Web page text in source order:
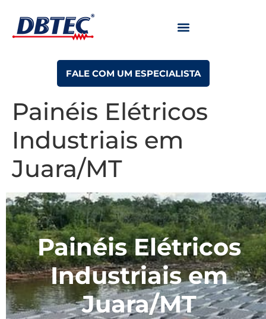
FALE COM UM ESPECIALISTA
Painéis Elétricos
Industriais em
Juara/MT
Painéis Elétricos
Industriais em
Juara/MT